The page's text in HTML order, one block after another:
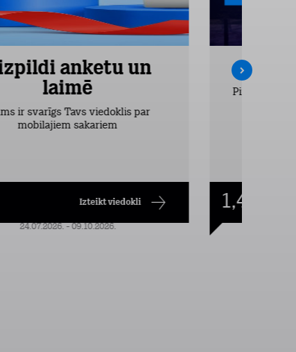
anketu un
laimē
ir svarīgs Tavs viedoklis par
mobilajiem sakariem
Izteikt viedokli
24.07.2026. - 09.10.2026.
Pirmos 2
1,49